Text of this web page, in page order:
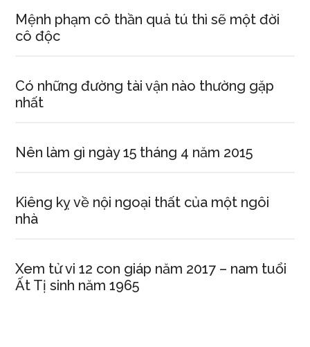
Mệnh phạm cô thần quả tú thì sẽ một đời
cô độc
Có những đường tài vận nào thường gặp
nhất
Nên làm gì ngày 15 tháng 4 năm 2015
Kiêng kỵ về nội ngoại thất của một ngôi
nhà
Xem tử vi 12 con giáp năm 2017 – nam tuổi
Ất Tị sinh năm 1965